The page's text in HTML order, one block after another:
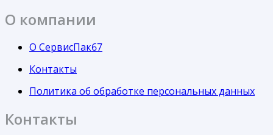
О компании
О СервисПак67
Контакты
Политика об обработке персональных данных
Контакты